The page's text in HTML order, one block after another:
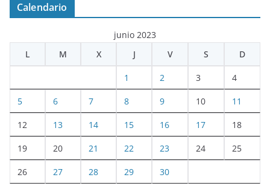
Calendario
junio 2023
L
M X J V S D
1 2 3 4
5 6 7 8 9 10 11
12 13 14 15 16 17 18
19 20 21 22 23 24 25
26 27 28 29 30